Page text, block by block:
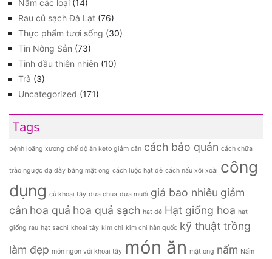
Nấm các loại (14)
Rau củ sạch Đà Lạt (76)
Thực phẩm tươi sống (30)
Tin Nông Sản (73)
Tinh dầu thiên nhiên (10)
Trà (3)
Uncategorized (171)
Tags
bệnh loãng xương chế độ ăn keto giảm cân cách bảo quản cách chữa
trào ngược dạ dày bằng mật ong cách luộc hạt dẻ cách nấu xôi xoài công
dụng củ khoai tây dưa chua dưa muối giá bao nhiêu giảm
cân hoa quả hoa quả sạch hạt dẻ Hạt giống hoa hạt
giống rau hạt sachi khoai tây kim chi kim chi hàn quốc kỹ thuật trồng
làm đẹp món ngon với khoai tây món ăn mật ong nấm Nấm